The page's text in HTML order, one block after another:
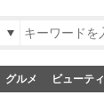
グルメ ビューティ